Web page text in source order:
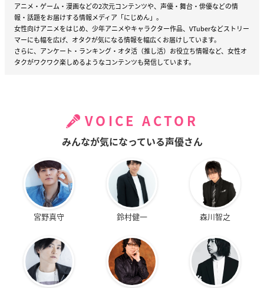
アニメ・ゲーム・漫画などの2次元コンテンツや、声優・舞台・俳優などの情
報・話題をお届けする情報メディア「にじめん」。
女性向けアニメをはじめ、少年アニメやキャラクター作品、VTuberなどストリー
マーにも幅を広げ、オタクが気になる情報を幅広くお届けしています。
さらに、アンケート・ランキング・オタ活（推し活）お役立ち情報など、女性オ
タクがワクワク楽しめるようなコンテンツも発信しています。
VOICE ACTOR
みんなが気になっている声優さん
宮野真守 鈴村健一 森川智之